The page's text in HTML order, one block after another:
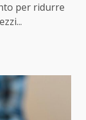
per ridurre